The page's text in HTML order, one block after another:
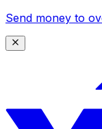
Send money to